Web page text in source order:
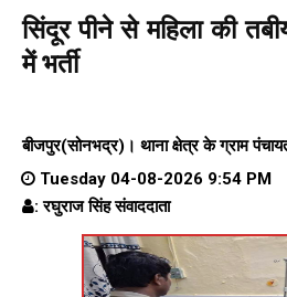
सिंदूर पीने से महिला की
में भर्ती
बीजपुर(सोनभद्र)। थाना क्षेत्र केग्राम
Tuesday 04-08-2026 9:54 PM
: रघुराज सिंह संवाददाता